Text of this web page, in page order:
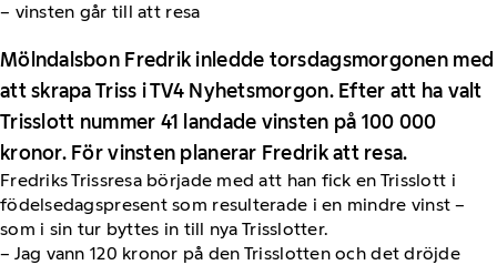
Mölndalsbon Fredrik inledde torsdagsmorgonen med
att skrapa Triss i TV4 Nyhetsmorgon. Efter att ha valt
Trisslott nummer 41 landade vinsten på 100 000
kronor. För vinsten planerar Fredrik att resa.
Fredriks Trissresa började med att han fick en Trisslott i
födelsedagspresent som resulterade i en mindre vinst –
som i sin tur byttes in till nya Trisslotter.
– Jag vann 120 kronor på den Trisslotten och det dröjde